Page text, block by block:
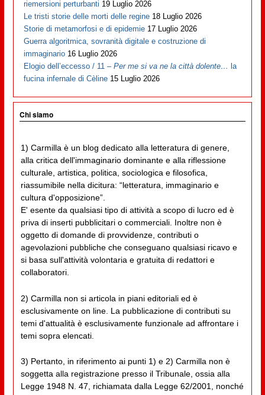
riemersioni perturbanti 19 Luglio 2026
Le tristi storie delle morti delle regine 18 Luglio 2026
Storie di metamorfosi e di epidemie 17 Luglio 2026
Guerra algoritmica, sovranità digitale e costruzione di
immaginario 16 Luglio 2026
Elogio dell’eccesso / 11 –Per me si va ne la città dolente… la
fucina infernale di Cèline 15 Luglio 2026
Chi siamo
1) Carmilla è un blog dedicato alla letteratura di genere,
alla critica dell'immaginario dominante e alla riflessione
culturale, artistica, politica, sociologica e filosofica,
riassumibile nella dicitura: “letteratura, immaginario e
cultura d'opposizione”.
E' esente da qualsiasi tipo di attività a scopo di lucro ed è
priva di inserti pubblicitari o commerciali. Inoltre non è
oggetto di domande di provvidenze, contributi o
agevolazioni pubbliche che conseguano qualsiasi ricavo e
si basa sull'attività volontaria e gratuita di redattori e
collaboratori.
2) Carmilla non si articola in piani editoriali ed è
esclusivamente on line. La pubblicazione di contributi su
temi d'attualità è esclusivamente funzionale ad affrontare i
temi sopra elencati.
3) Pertanto, in riferimento ai punti 1) e 2) Carmilla non è
soggetta alla registrazione presso il Tribunale, ossia alla
Legge 1948 N. 47, richiamata dalla Legge 62/2001, nonché